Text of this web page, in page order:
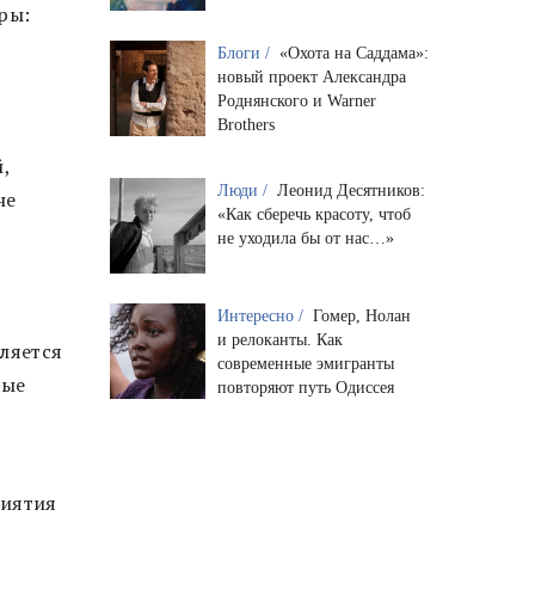
Блоги / «Охота на Саддама»:
новый проект Александра
Роднянского и Warner
Brothers
Люди / Леонид Десятников:
«Как сберечь красоту, чтоб
не уходила бы от нас…»
Интересно / Гомер, Нолан
и релоканты. Как
современные эмигранты
повторяют путь Одиссея